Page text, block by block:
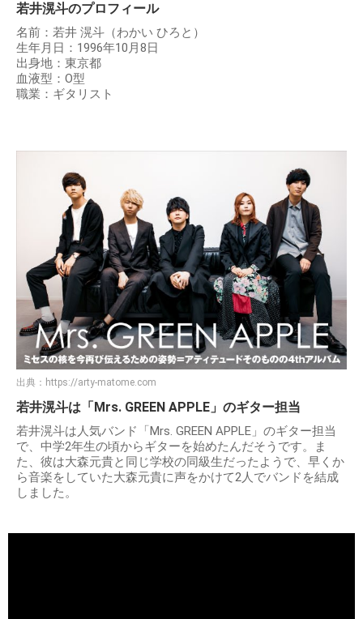
若井滉斗のプロフィール
名前：若井 滉斗（わかい ひろと）
生年月日：1996年10月8日
出身地：東京都
血液型：O型
職業：ギタリスト
出典： https://arty-matome.com
若井滉斗は「Mrs. GREEN APPLE」のギター担当
若井滉斗は人気バンド「Mrs. GREEN APPLE」のギター担当
で、中学2年生の頃からギターを始めたんだそうです。ま
た、彼は大森元貴と同じ学校の同級生だったようで、早くか
ら音楽をしていた大森元貴に声をかけて2人でバンドを結成
しました。